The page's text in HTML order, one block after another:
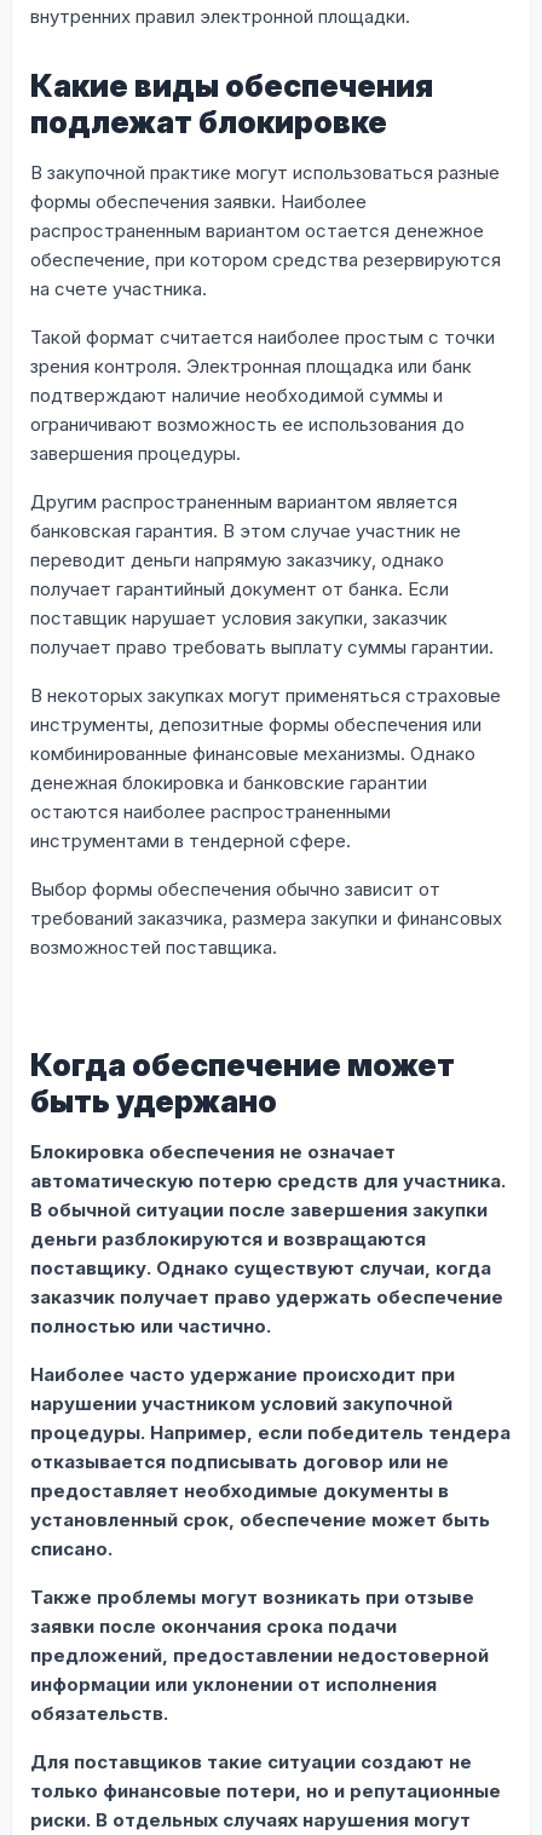
внутренних правил электронной площадки.
Какие виды обеспечения
подлежат блокировке
В закупочной практике могут использоваться разные
формы обеспечения заявки. Наиболее
распространенным вариантом остается денежное
обеспечение, при котором средства резервируются
на счете участника.
Такой формат считается наиболее простым с точки
зрения контроля. Электронная площадка или банк
подтверждают наличие необходимой суммы и
ограничивают возможность ее использования до
завершения процедуры.
Другим распространенным вариантом является
банковская гарантия. В этом случае участник не
переводит деньги напрямую заказчику, однако
получает гарантийный документ от банка. Если
поставщик нарушает условия закупки, заказчик
получает право требовать выплату суммы гарантии.
В некоторых закупках могут применяться страховые
инструменты, депозитные формы обеспечения или
комбинированные финансовые механизмы. Однако
денежная блокировка и банковские гарантии
остаются наиболее распространенными
инструментами в тендерной сфере.
Выбор формы обеспечения обычно зависит от
требований заказчика, размера закупки и финансовых
возможностей поставщика.
Когда обеспечение может
быть удержано
Блокировка обеспечения не означает
автоматическую потерю средств для участника.
В обычной ситуации после завершения закупки
деньги разблокируются и возвращаются
поставщику. Однако существуют случаи, когда
заказчик получает право удержать обеспечение
полностью или частично.
Наиболее часто удержание происходит при
нарушении участником условий закупочной
процедуры. Например, если победитель тендера
отказывается подписывать договор или не
предоставляет необходимые документы в
установленный срок, обеспечение может быть
списано.
Также проблемы могут возникать при отзыве
заявки после окончания срока подачи
предложений, предоставлении недостоверной
информации или уклонении от исполнения
обязательств.
Для поставщиков такие ситуации создают не
только финансовые потери, но и репутационные
риски. В отдельных случаях нарушения могут